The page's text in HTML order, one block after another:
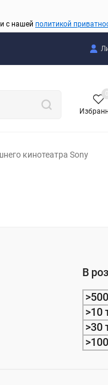
с нашей политикой
0
кинотеатра Sony
В
>10
>30